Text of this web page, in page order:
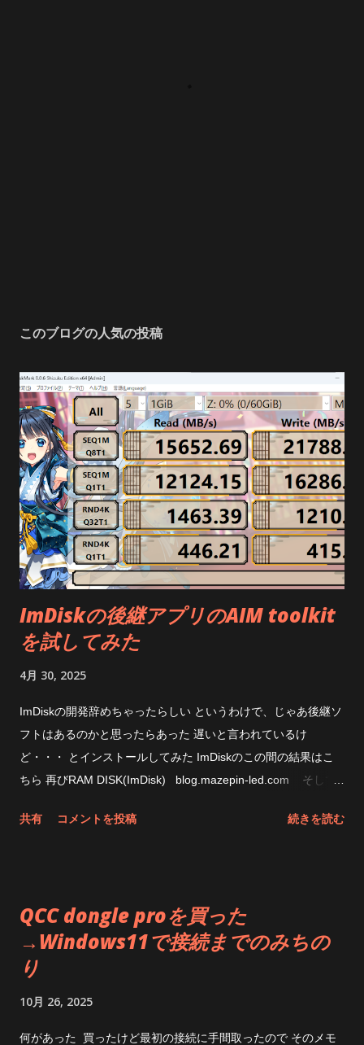
このブログの人気の投稿
ImDiskの後継アプリのAIM toolkit
を試してみた
4月 30, 2025
ImDiskの開発辞めちゃったらしい というわけで、じゃあ後継ソ
フトはあるのかと思ったらあった 遅いと言われているけ
ど・・・ とインストールしてみた ImDiskのこの間の結果はこ
ちら 再びRAM DISK(ImDisk) blog.mazepin-led.com そして
SSDの方が速いじゃん CPUの使用状態はこんな感じ PIO転送な
Memory Dynamicallyというのは、メモリを必要に応じてってこ
とだからと思って以前試したことがあったけど、なんかImDisk
のときは不安定だったんだよな AdvancedのとこにあるUse
クしてみたら速くなった おお、大分速くなった。なったけ
ど・・・・なんで？ これだとImDiskよりちょっと遅いくらいに
共有 コメントを投稿 続きを読む
QCC dongle proを買った
→Windows11で接続までのみちの
り
10月 26, 2025
何があった 買ったけど最初の接続に手間取ったので そのメモ